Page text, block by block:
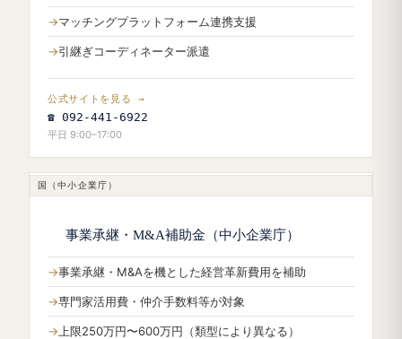
マッチングプラットフォーム連携支援
引継ぎコーディネーター派遣
公式サイトを見る →
☎ 092-441-6922
平日 9:00–17:00
国（中小企業庁）
事業承継・M&A補助金（中小企業庁）
事業承継・M&Aを機とした経営革新費用を補助
専門家活用費・仲介手数料等が対象
上限250万円〜600万円（類型により異なる）